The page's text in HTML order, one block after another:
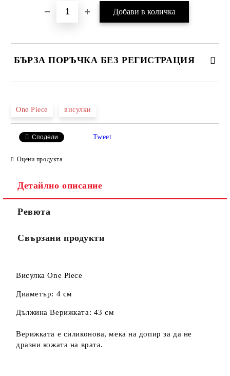
БЪРЗА ПОРЪЧКА БЕЗ РЕГИСТРАЦИЯ
Съгласен съм с
Ние ще се свържем с вас в рамките на работния ден.
One Piece висулки
Сподели Tweet
Оцени продукта
Детайлно описание
Ревюта
Свързани продукти
Висулка One Piece
Диаметър: 4 см
Дължина Верижката: 43 см
Верижката е силиконова, мека на допир за да не
дразни кожата на врата.